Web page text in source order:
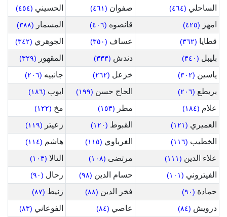
الساحلي (٤٦٤) صفوان (٤٦١) الحسيني (٤٥٤)
امهز (٤٢٥) قانصوه (٤٠٦) المسمار (٣٨٨)
قطايا (٣٦٢) عساف (٣٥٠) الجوهري (٣٤٢)
بليبل (٣٤٠) دندش (٣٣٣) المقهور (٣٢٩)
ياسين (٣٠٢) خزعل (٢٦٢) جانبيه (٢٠٦)
بريطع (٢٠٦) الحاج حسن (١٩٩) ايوب (١٨٦)
علام (١٨٤) مطر (١٥٣) مخ (١٢٢)
العميري (١٢١) القبوط (١٢٠) زعيتر (١١٩)
الخطيب (١١٦) الغرباوي (١١٥) هاشم (١١٤)
علاء الدين (١١١) مرتضى (١٠٨) التالا (١٠٣)
الفيتروني (١٠١) حسام الدين (٩٨) رحال (٩٠)
حمادة (٩٠) فخر الدين (٨٨) زنيط (٨٧)
درويش (٨٤) عاصي (٨٤) الفوعاني (٨٣)